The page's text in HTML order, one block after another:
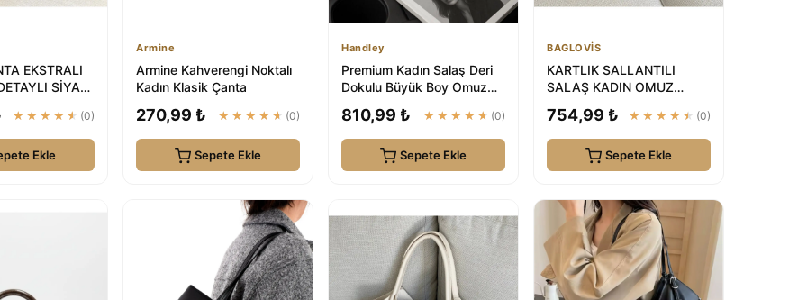
EKSTRALI
SİYAH
★★★★★ (0)
Ekle
Armine
Armine Kahverengi Noktalı
Kadın Klasik Çanta
270,99 ₺ ★★★★★ (0)
Sepete Ekle
Handley
Premium Kadın Salaş Deri
Dokulu Büyük Boy Omuz
810,99 ₺ ★★★★★ (0)
Sepete Ekle
BAGLOVİS
KARTLIK SALLANTILI
SALAŞ KADIN OMUZ
BAGLOVİS
754,99 ₺ ★★★★★ (0)
Sepete Ekle